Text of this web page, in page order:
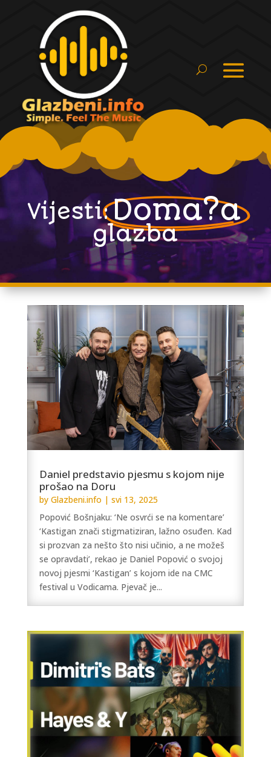
Vijesti:Doma?a
glazba
Daniel predstavio pjesmu s kojom nije
prošao na Doru
by Glazbeni.info | svi 13, 2025
Popović Bošnjaku: ‘Ne osvrći se na komentare’
‘Kastigan znači stigmatiziran, lažno osuđen. Kad
si prozvan za nešto što nisi učinio, a ne možeš
se opravdati’, rekao je Daniel Popović o svojoj
novoj pjesmi ‘Kastigan’ s kojom ide na CMC
festival u Vodicama. Pjevač je...